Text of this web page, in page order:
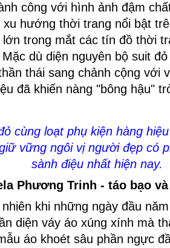
công với hình ảnh đậm
xu hướng thời trang nổi bật
lớn trong mắt các tín đồ thời
dù diện nguyên bộ suit
thái sang chảnh cộng với
đã khiến nàng "bông hậu"
cùng loạt phụ kiện hàng
vững ngôi vị người đẹp có
sành điệu nhất hiện nay.
Phương Trinh - táo bạo
khi những ngày đầu
diện váy áo xúng xính mà
áo khoét sâu phần ngực